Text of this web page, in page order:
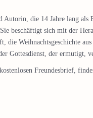
die 14 Jahre lang als
beschäftigt sich mit der
die Weihnachtsgeschichte
Gottesdienst, der ermutigt,
Freundesbrief,